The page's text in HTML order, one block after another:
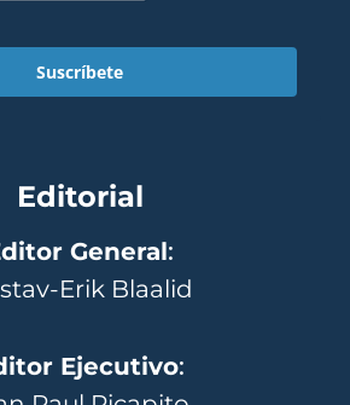
Suscríbete
Editorial
General:
Erik Blaalid
Ejecutivo: